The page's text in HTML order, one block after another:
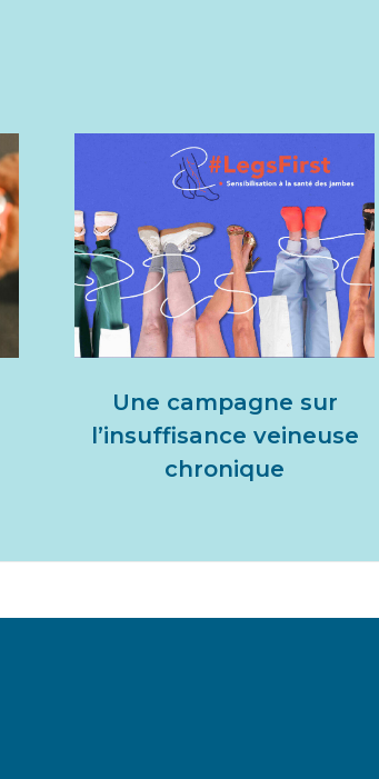
Une campagne sur
l’insuffisance veineuse
chronique